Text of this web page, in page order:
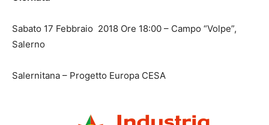
Sabato 17 Febbraio 2018 Ore 18:00 – Campo “Volpe”,
Salerno
Salernitana – Progetto Europa CESA